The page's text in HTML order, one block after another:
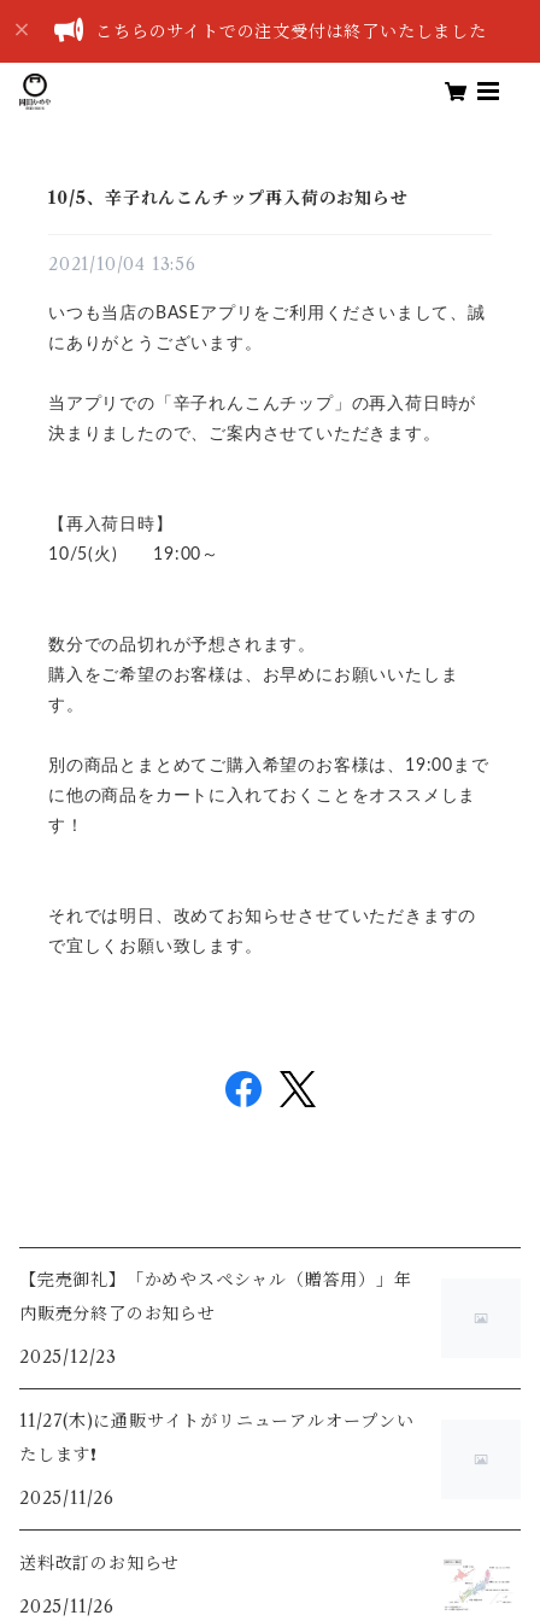
こちらのサイトでの注文受付は終了いたしました
10/5、辛子れんこんチップ再入荷のお知らせ
2021/10/04 13:56
いつも当店のBASEアプリをご利用くださいまして、誠
にありがとうございます。
当アプリでの「辛子れんこんチップ」の再入荷日時が
決まりましたので、ご案内させていただきます。
【再入荷日時】
10/5(火) 19:00～
数分での品切れが予想されます。
購入をご希望のお客様は、お早めにお願いいたしま
す。
別の商品とまとめてご購入希望のお客様は、19:00まで
に他の商品をカートに入れておくことをオススメしま
す！
それでは明日、改めてお知らせさせていただきますの
で宜しくお願い致します。
【完売御礼】「かめやスペシャル（贈答用）」年
内販売分終了のお知らせ
2025/12/23
11/27(木)に通販サイトがリニューアルオープンい
たします❗️
2025/11/26
送料改訂のお知らせ
2025/11/26